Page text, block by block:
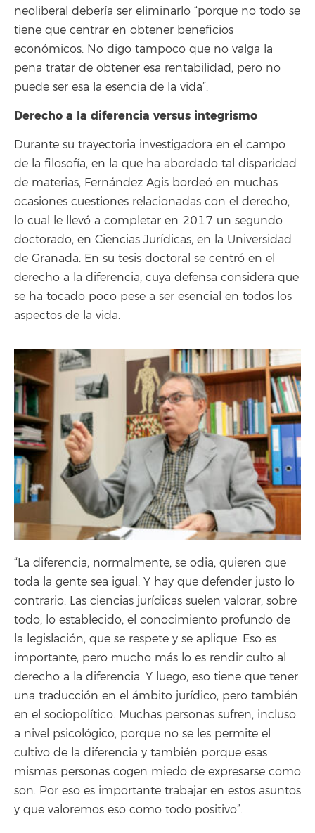
neoliberal debería ser eliminarlo “porque no todo se
tiene que centrar en obtener beneficios
económicos. No digo tampoco que no valga la
pena tratar de obtener esa rentabilidad, pero no
puede ser esa la esencia de la vida”.
Derecho a la diferencia versus integrismo
Durante su trayectoria investigadora en el campo
de la filosofía, en la que ha abordado tal disparidad
de materias, Fernández Agis bordeó en muchas
ocasiones cuestiones relacionadas con el derecho,
lo cual le llevó a completar en 2017 un segundo
doctorado, en Ciencias Jurídicas, en la Universidad
de Granada. En su tesis doctoral se centró en el
derecho a la diferencia, cuya defensa considera que
se ha tocado poco pese a ser esencial en todos los
aspectos de la vida.
“La diferencia, normalmente, se odia, quieren que
toda la gente sea igual. Y hay que defender justo lo
contrario. Las ciencias jurídicas suelen valorar, sobre
todo, lo establecido, el conocimiento profundo de
la legislación, que se respete y se aplique. Eso es
importante, pero mucho más lo es rendir culto al
derecho a la diferencia. Y luego, eso tiene que tener
una traducción en el ámbito jurídico, pero también
en el sociopolítico. Muchas personas sufren, incluso
a nivel psicológico, porque no se les permite el
cultivo de la diferencia y también porque esas
mismas personas cogen miedo de expresarse como
son. Por eso es importante trabajar en estos asuntos
y que valoremos eso como todo positivo”.